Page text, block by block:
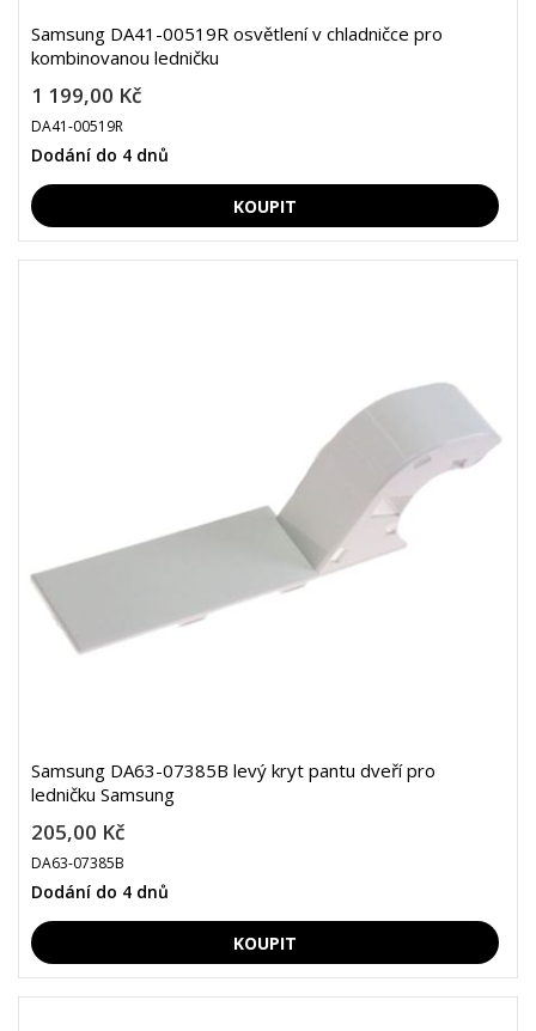
Samsung DA41-00519R osvětlení v chladničce pro
kombinovanou ledničku
1 199,00 Kč
DA41-00519R
Dodání do 4 dnů
Samsung DA63-07385B levý kryt pantu dveří pro
ledničku Samsung
205,00 Kč
DA63-07385B
Dodání do 4 dnů